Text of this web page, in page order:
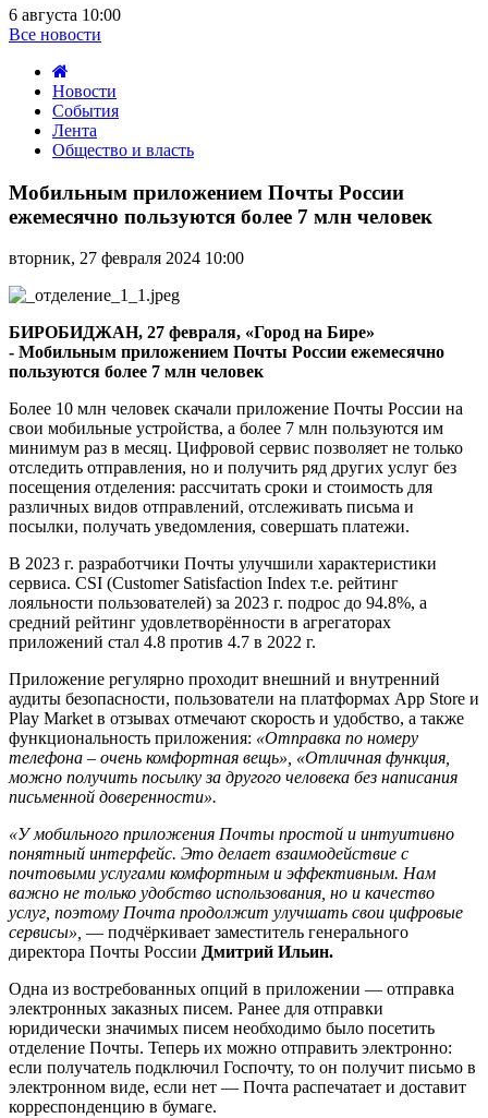
6 августа 10:00
Все новости
Новости
События
Лента
Общество и власть
приложением
России
пользуются
7
млн
человек
Мобильным приложением Почты России
ежемесячно пользуются более 7 млн человек
вторник, 27 февраля 2024 10:00
БИРОБИДЖАН, 27 февраля, «Город на Бире»
- Мобильным приложением Почты России ежемесячно
пользуются более 7 млн человек
Более 10 млн человек скачали приложение Почты России на
свои мобильные устройства, а более 7 млн пользуются им
минимум раз в месяц. Цифровой сервис позволяет не только
отследить отправления, но и получить ряд других услуг без
посещения отделения: рассчитать сроки и стоимость для
различных видов отправлений, отслеживать письма и
посылки, получать уведомления, совершать платежи.
В 2023 г. разработчики Почты улучшили характеристики
сервиса. CSI (Customer Satisfaction Index т.е. рейтинг
лояльности пользователей) за 2023 г. подрос до 94.8%, а
средний рейтинг удовлетворённости в агрегаторах
приложений стал 4.8 против 4.7 в 2022 г.
Приложение регулярно проходит внешний и внутренний
аудиты безопасности, пользователи на платформах App Store и
Play Market в отзывах отмечают скорость и удобство, а также
функциональность приложения: «Отправка по номеру
телефона – очень комфортная вещь», «Отличная функция,
можно получить посылку за другого человека без написания
письменной доверенности».
«У мобильного приложения Почты простой и интуитивно
понятный интерфейс. Это делает взаимодействие с
почтовыми услугами комфортным и эффективным. Нам
важно не только удобство использования, но и качество
услуг, поэтому Почта продолжит улучшать свои цифровые
сервисы», — подчёркивает заместитель генерального
директора Почты России Дмитрий Ильин.
Одна из востребованных опций в приложении — отправка
электронных заказных писем. Ранее для отправки
юридически значимых писем необходимо было посетить
отделение Почты. Теперь их можно отправить электронно:
если получатель подключил Госпочту, то он получит письмо в
электронном виде, если нет — Почта распечатает и доставит
корреспонденцию в бумаге.